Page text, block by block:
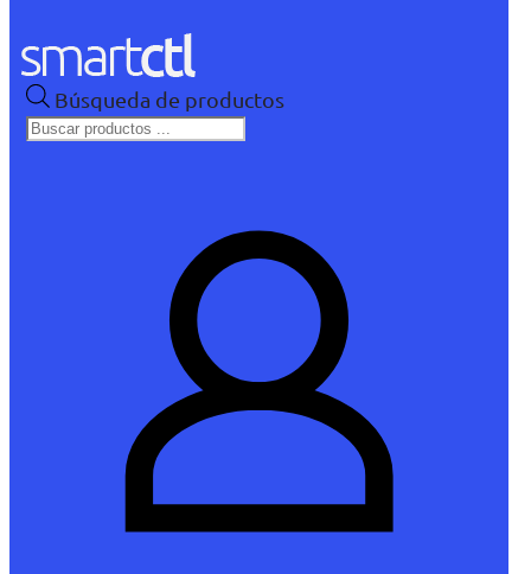
Búsqueda de productos